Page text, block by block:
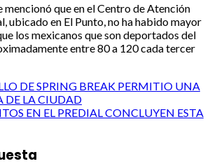
mencionó que en el Centro de Atención
ubicado en El Punto, no ha habido mayor
los mexicanos que son deportados del
entre 80 a 120 cada tercer
DE SPRING BREAK PERMITIO UNA
DE LA CIUDAD
EN EL PREDIAL CONCLUYEN ESTA